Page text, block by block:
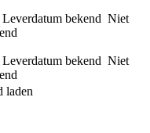
bekend Niet
bekend Niet
laden